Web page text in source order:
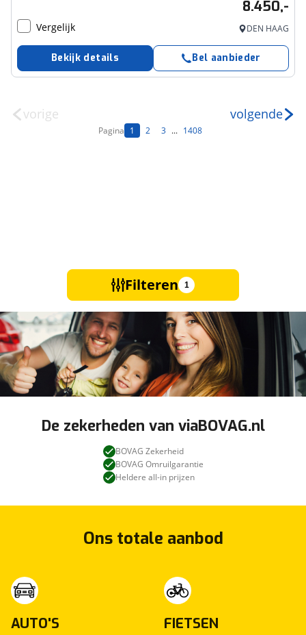
8.450,-
Vergelijk DEN HAAG
Bekijk details Bel aanbieder
vorige
Pagina 1 2 3 ... 1408
volgende
Filteren 1
De zekerheden van viaBOVAG.nl
BOVAG Zekerheid
BOVAG Omruilgarantie
Heldere all-in prijzen
Ons totale aanbod
AUTO'S FIETSEN